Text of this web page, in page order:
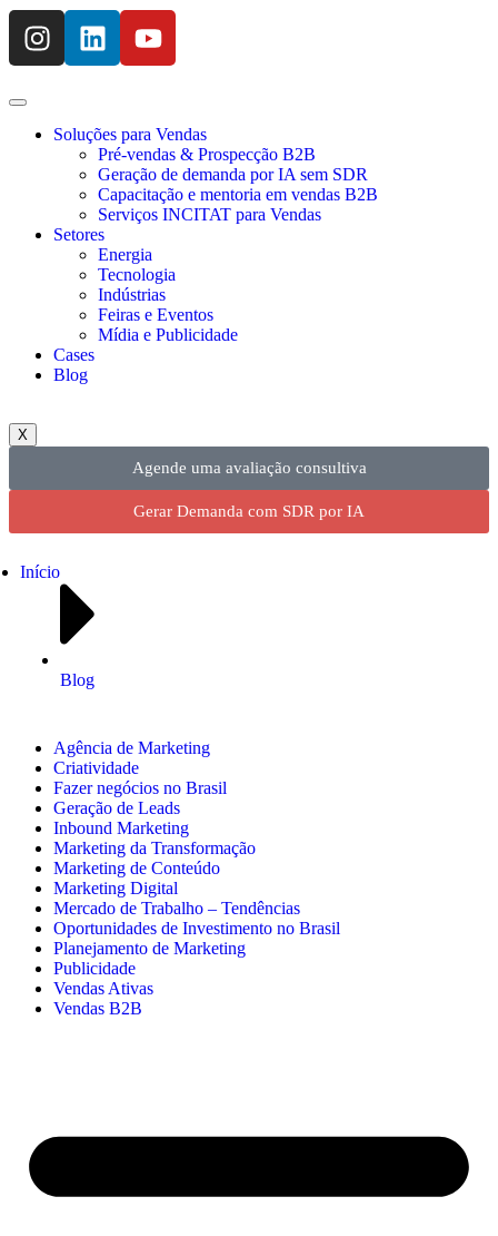
Soluções para Vendas
Pré-vendas & Prospecção B2B
Geração de demanda por IA sem SDR
Capacitação e mentoria em vendas B2B
Serviços INCITAT para Vendas
Setores
Energia
Tecnologia
Indústrias
Feiras e Eventos
Mídia e Publicidade
Cases
Blog
X
Agende uma avaliação consultiva
Gerar Demanda com SDR por IA
Início
Blog
Agência de Marketing
Criatividade
Fazer negócios no Brasil
Geração de Leads
Inbound Marketing
Marketing da Transformação
Marketing de Conteúdo
Marketing Digital
Mercado de Trabalho – Tendências
Oportunidades de Investimento no Brasil
Planejamento de Marketing
Publicidade
Vendas Ativas
Vendas B2B